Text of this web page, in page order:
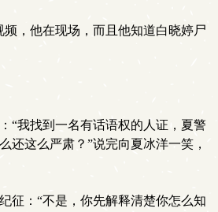
，他在现场，而且他知道白晓婷尸
“我找到一名有话语权的人证，夏警
还这么严肃？”说完向夏冰洋一笑，
征：“不是，你先解释清楚你怎么知